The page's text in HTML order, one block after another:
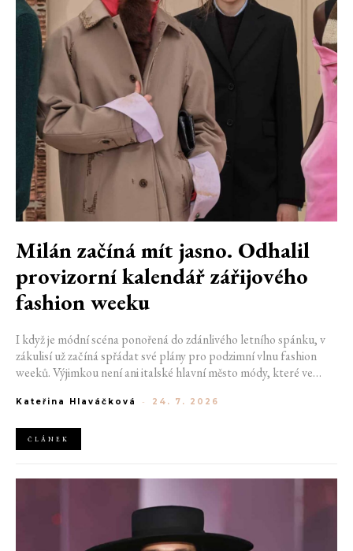
Milán začíná mít jasno. Odhalil
provizorní kalendář zářijového
fashion weeku
I když je módní scéna ponořená do zdánlivého letního spánku, v
zákulisí už začíná spřádat své plány pro podzimní vlnu fashion
weeků. Výjimkou není ani italské hlavní město módy, které ve
22. do 28. září přivítá tradiční jména, pozornost však zaměří
Moschino.
Kateřina Hlaváčková - 24. 7. 2026
ČLÁNEK